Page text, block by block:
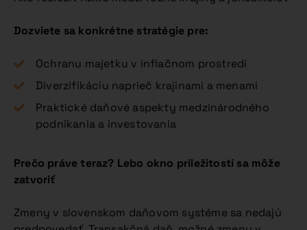
Dozviete sa konkrétne stratégie pre:
Ochranu majetku v inflačnom prostredí
Diverzifikáciu naprieč krajinami a menami
Praktické daňové aspekty medzinárodného
podnikania a investovania
Prečo práve teraz? Lebo okno príležitostí sa môže
zatvoriť
Zmeny v slovenskom daňovom systéme sa nedajú